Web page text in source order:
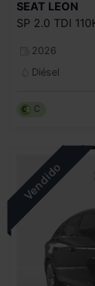
SEAT LEON
SP 2.0 TDI
2026
Diésel
C